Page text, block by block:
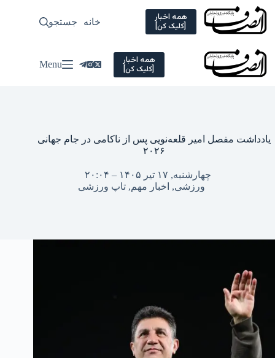
Skip
content
همه اخبار
[کلیک کن] خانه سیاسی
جستجو
همه اخبار
[کلیک کن] Menu
یادداشت مفصل امیر قلعه‌نویی پس از ناکامی در جام جهانی
۲۰۲۶
چهارشنبه, ۱۷ تیر ۱۴۰۵ – ۲۰:۰۴
ورزشی, اخبار مهم, تاپ ورزشی